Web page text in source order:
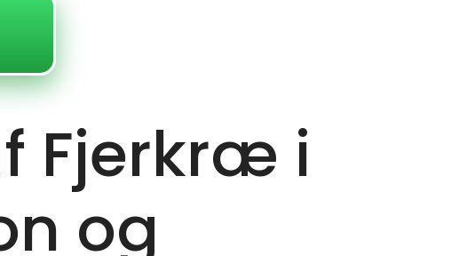
Fjerkræ i
og